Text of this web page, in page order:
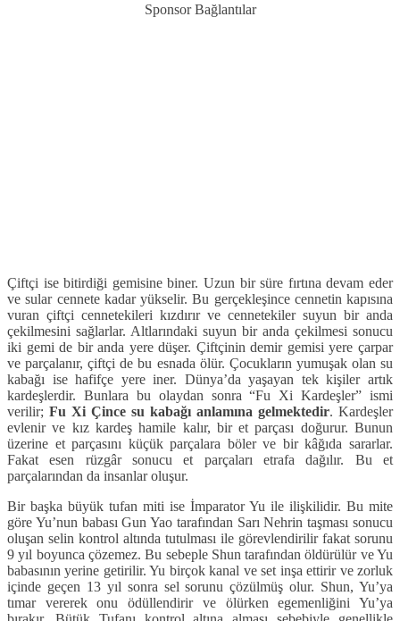
Sponsor Bağlantılar
Çiftçi ise bitirdiği gemisine biner. Uzun bir süre fırtına devam eder
ve sular cennete kadar yükselir. Bu gerçekleşince cennetin kapısına
vuran çiftçi cennetekileri kızdırır ve cennetekiler suyun bir anda
çekilmesini sağlarlar. Altlarındaki suyun bir anda çekilmesi sonucu
iki gemi de bir anda yere düşer. Çiftçinin demir gemisi yere çarpar
ve parçalanır, çiftçi de bu esnada ölür. Çocukların yumuşak olan su
kabağı ise hafifçe yere iner. Dünya’da yaşayan tek kişiler artık
kardeşlerdir. Bunlara bu olaydan sonra “Fu Xi Kardeşler” ismi
verilir; Fu Xi Çince su kabağı anlamına gelmektedir. Kardeşler
evlenir ve kız kardeş hamile kalır, bir et parçası doğurur. Bunun
üzerine et parçasını küçük parçalara böler ve bir kâğıda sararlar.
Fakat esen rüzgâr sonucu et parçaları etrafa dağılır. Bu et
parçalarından da insanlar oluşur.
Bir başka büyük tufan miti ise İmparator Yu ile ilişkilidir. Bu mite
göre Yu’nun babası Gun Yao tarafından Sarı Nehrin taşması sonucu
oluşan selin kontrol altında tutulması ile görevlendirilir fakat sorunu
9 yıl boyunca çözemez. Bu sebeple Shun tarafından öldürülür ve Yu
babasının yerine getirilir. Yu birçok kanal ve set inşa ettirir ve zorluk
içinde geçen 13 yıl sonra sel sorunu çözülmüş olur. Shun, Yu’ya
tımar vererek onu ödüllendirir ve ölürken egemenliğini Yu’ya